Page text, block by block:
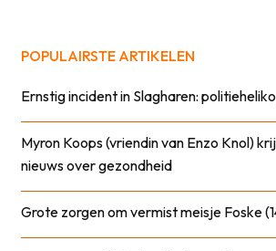
POPULAIRSTE ARTIKELEN
Ernstig incident in Slagharen:
Myron Koops (vriendin van Enzo Knol)
nieuws over gezondheid
Grote zorgen om vermist meisje Foske